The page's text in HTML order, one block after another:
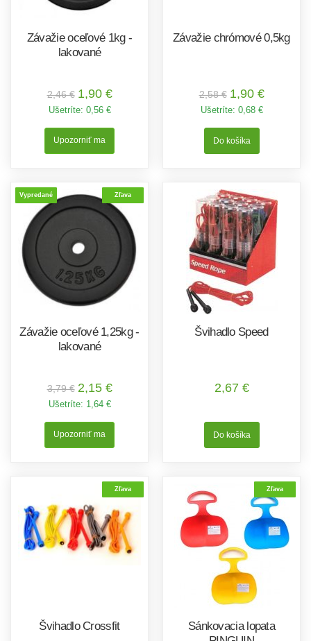
Závažie oceľové 1kg -
lakované
2,46 € 1,90 €
Ušetríte: 0,56 €
Upozorniť ma
Závažie chrómové 0,5kg
2,58 € 1,90 €
Ušetríte: 0,68 €
Vypredané Zľava
Závažie oceľové 1,25kg -
lakované
3,79 € 2,15 €
Ušetríte: 1,64 €
Upozorniť ma
Švihadlo Speed
2,67 €
Zľava
Švihadlo Crossfit
Zľava
Sánkovacia lopata